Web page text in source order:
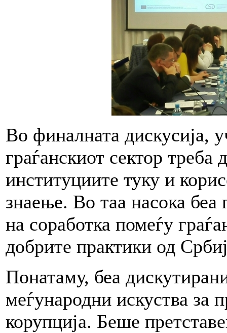
Во финалната дискусија,
граѓанскиот сектор треба
институциите туку и
знаење. Во таа насока
на соработка помеѓу
добрите практики од
Понатаму, беа
меѓународни искуства за
корупција. Беше